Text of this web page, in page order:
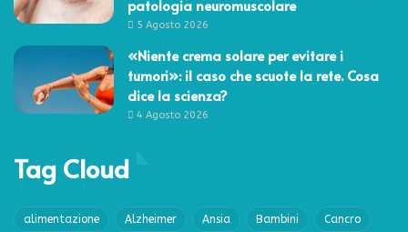
patologia neuromuscolare
5 Agosto 2026
«Niente crema solare per evitare i
tumori»: il caso che scuote la rete. Cosa
dice la scienza?
4 Agosto 2026
Tag Cloud
alimentazione Alzheimer Ansia Bambini Cancro